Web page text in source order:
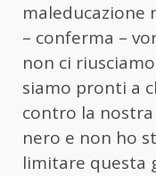
maleducazione
– conferma –
non ci
siamo pronti a
contro la
nero e non ho
limitare questa